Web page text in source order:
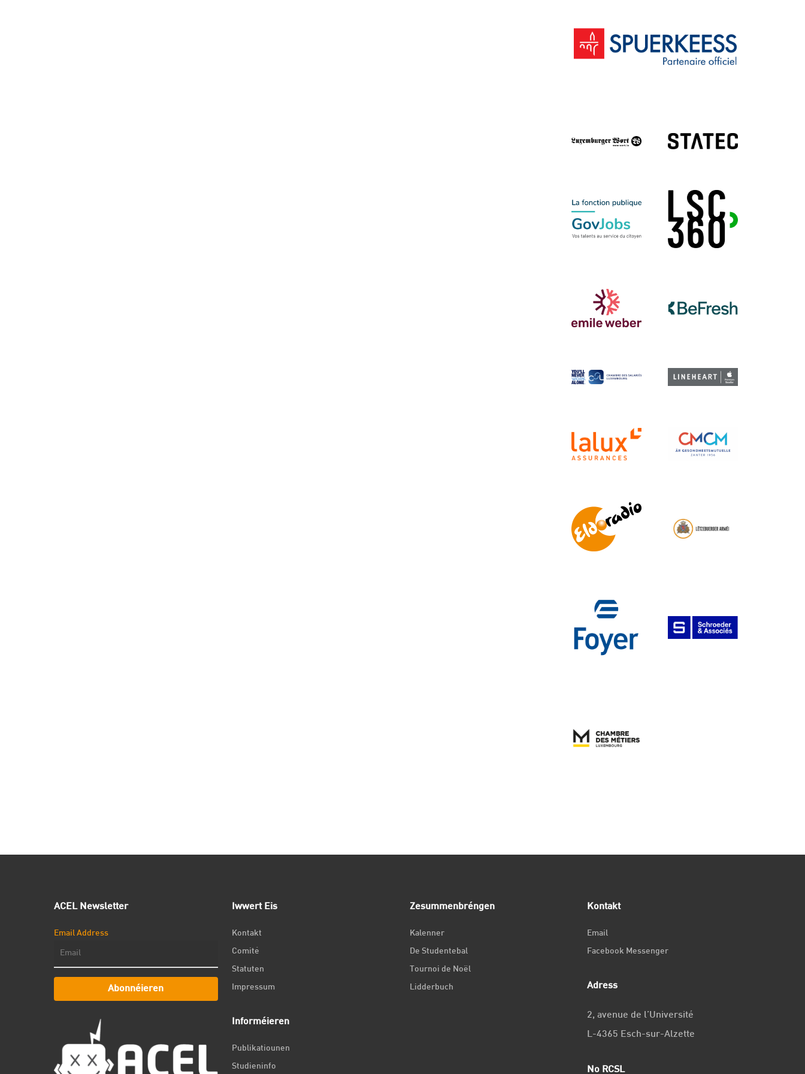
ACEL Newsletter
Email Address
Abonnéieren
Iwwert Eis
Kontakt
Comité
Statuten
Impressum
Informéieren
Publikatiounen
Studieninfo
Zesummenbréngen
Kalenner
De Studentebal
Tournoi de Noël
Lidderbuch
Kontakt
Email
Facebook Messenger
Adress
2, avenue de l’Université
L-4365 Esch-sur-Alzette
No RCSL